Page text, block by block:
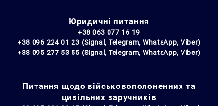
Юридичні питання
+38 063 077 16 19
+38 096 224 01 23 (Signal, Telegram, WhatsApp, Viber)
+38 095 277 53 55 (Signal, Telegram, WhatsApp, Viber)
Питання щодо військовополоненних та
цивільних заручників